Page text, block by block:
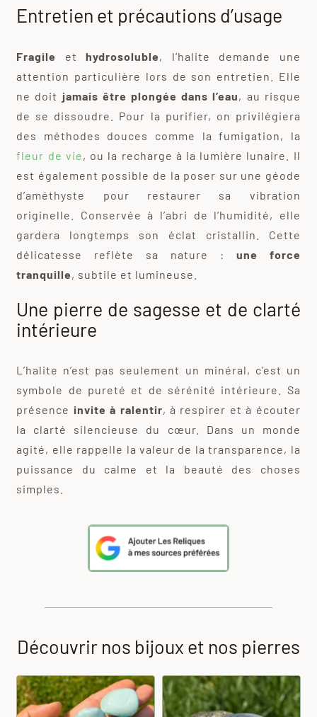
Entretien et précautions d’usage
Fragile ethydrosoluble, l’halite demande une
attention particulière lors de son entretien. Elle
ne doit jamais être plongée dans l’eau, au risque
de se dissoudre. Pour la purifier, on privilégiera
des méthodes douces comme la fumigation, la
fleur de vie, ou la recharge à la lumière lunaire. Il
est également possible de la poser sur une géode
d’améthyste pour restaurer sa vibration
originelle. Conservée à l’abri de l’humidité, elle
gardera longtemps son éclat cristallin. Cette
délicatesse reflète sa nature : une force
tranquille, subtile et lumineuse.
Une pierre de sagesse et de clarté
intérieure
L’halite n’est pas seulement un minéral, c’est un
symbole de pureté et de sérénité intérieure. Sa
présence invite à ralentir, à respirer et à écouter
la clarté silencieuse du cœur. Dans un monde
agité, elle rappelle la valeur de la transparence, la
puissance du calme et la beauté des choses
simples.
Découvrir nos bijoux et nos pierres